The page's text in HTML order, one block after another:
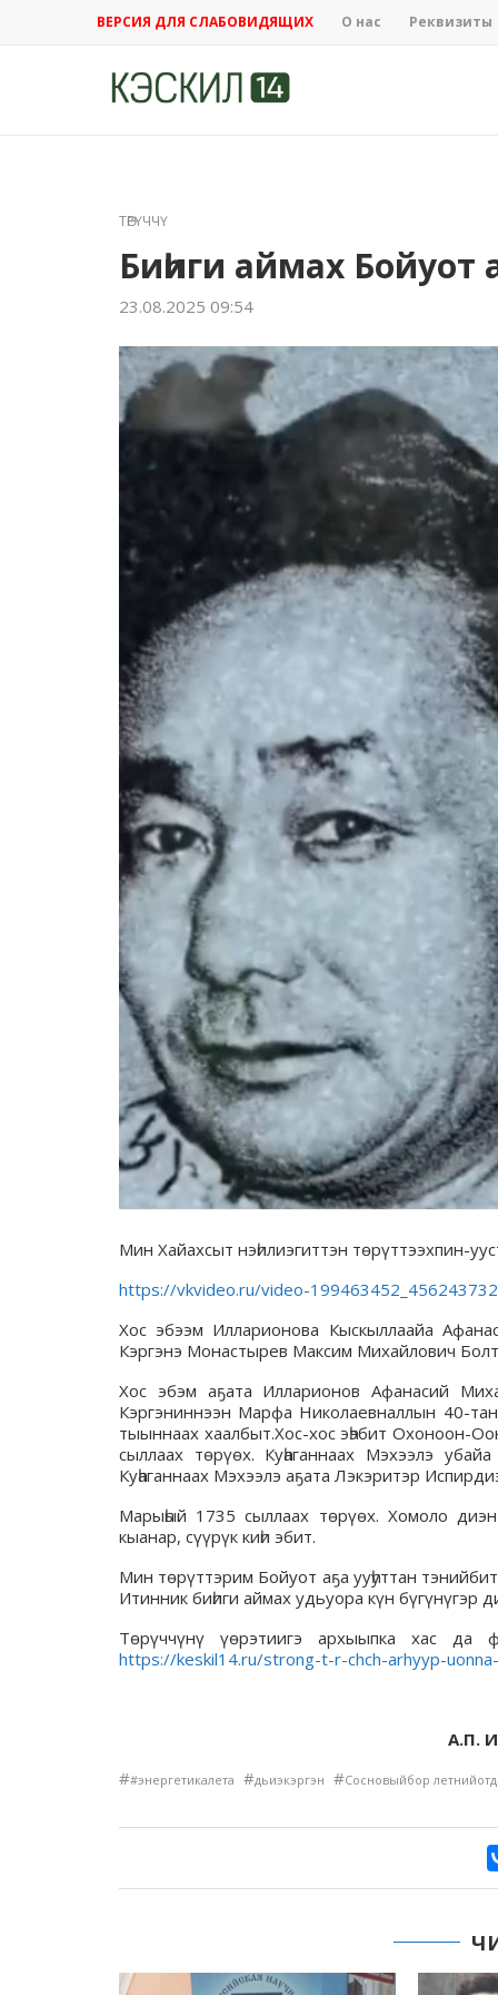
ВЕРСИЯ ДЛЯ СЛАБОВИДЯЩИХ О нас Реквизиты
ТӨРҮЧЧҮ
Биһиги аймах Бойуот
23.08.2025 09:54
Мин Хайахсыт нэһилиэгиттэн төрүттээхпин-
https://vkvideo.ru/video-199463452_456243732
Хос эбээм Илларионова Кыскыллаайа
Кэргэнэ Монастырев Максим Михайлович
Хос эбэм аҕата Илларионов Афанасий
Кэргэниннээн Марфа Николаевналлын 40-
тыыннаах хаалбыт.Хос-хос эһэбит Охоноон-
сыллаах төрүөх. Куһаганнаах Мэхээлэ
Куһаганнаах Мэхээлэ аҕата Лэкэритэр
Марыһый 1735 сыллаах төрүөх. Хомоло диэн
кыанар, сүүрүк киһи эбит.
Мин төрүттэрим Бойуот аҕа ууһуттан
Итинник биһиги аймах удьуора күн бүгүнүгэр
Төрүччүнү үөрэтиигэ архыыпка хас да
https://keskil14.ru/strong-t-r-chch-arhyyp-
А.П.
##энергетикалета #дьиэкэргэн #Сосновыйбор